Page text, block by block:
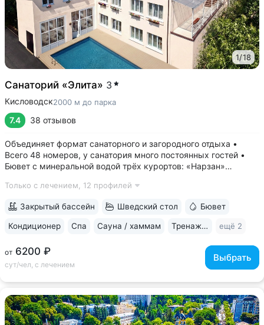
1/18
Санаторий «Элита» 3
Кисловодск2000 м до парка
7.4 38 отзывов
Объединяет формат санаторного и загородного отдыха •
Всего 48 номеров, у санатория много постоянных гостей •
Бювет с минеральной водой трёх курортов: «Нарзан»
(Железноводск) • Номера отельного типа с хорошим
Только с лечением, 12 профилей
от 6200 ₽
сут/чел, с лечением
Выбрать
Закрытый бассейн Шведский стол Бювет
Кондиционер Спа Сауна / хаммам Тренажерный зал ещё 2